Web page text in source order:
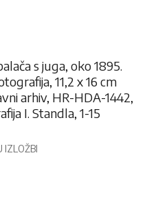
s juga, oko 1895.
11,2 x 16 cm
arhiv, HR-HDA-1442,
I. Standla, 1-15
IZLOŽBI